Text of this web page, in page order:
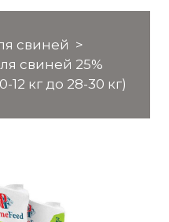
свиней
свиней 25%
12 кг до 28-30 кг)